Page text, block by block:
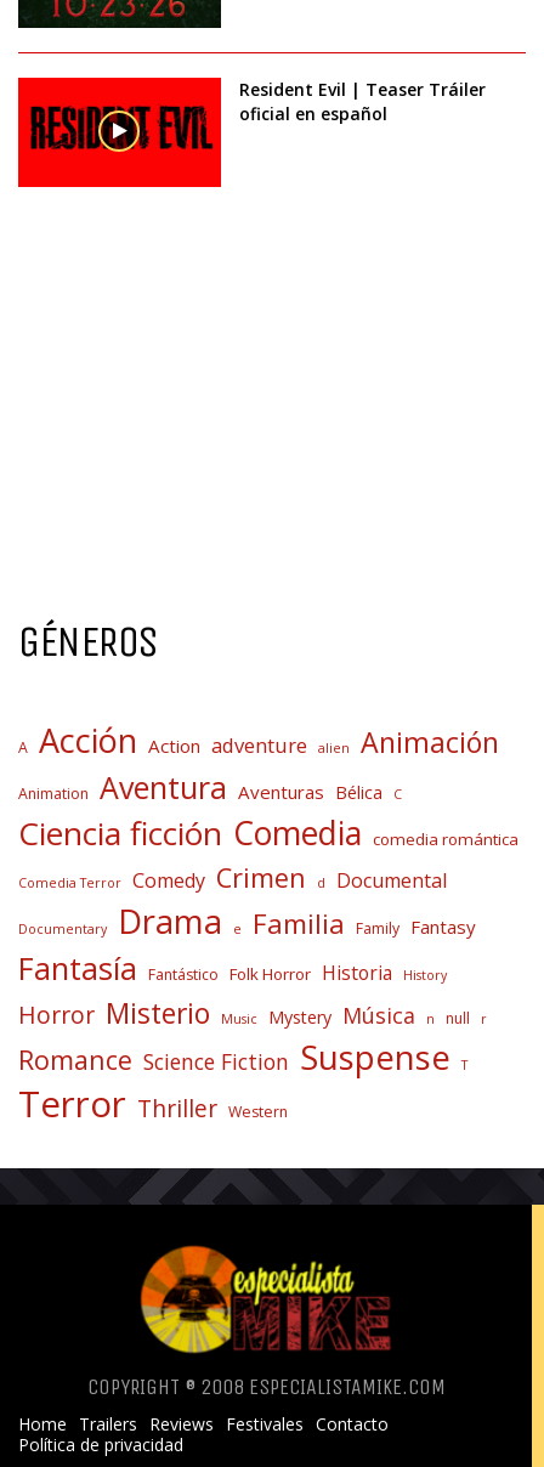
Resident Evil | Teaser Tráiler
oficial en español
GÉNEROS
A Acción Action adventure alien Animación
Animation Aventura Aventuras Bélica C
Ciencia ficción Comedia comedia romántica
Comedia Terror Comedy Crimen d Documental
Documentary Drama e Familia Family Fantasy
Fantasía Fantástico Folk Horror Historia History
Horror Misterio Music Mystery Música n null r
Romance Science Fiction Suspense T
Terror Thriller Western
COPYRIGHT ® 2008 ESPECIALISTAMIKE.COM
Home Trailers Reviews Festivales Contacto
Política de privacidad